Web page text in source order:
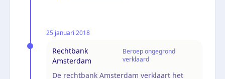
25 januari 2018
Rechtbank
Amsterdam
Beroep ongegrond
verklaard
De rechtbank Amsterdam verklaart het